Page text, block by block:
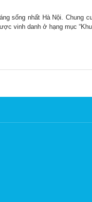
sống nhất Hà Nội. Chung
vinh danh ở hạng mục